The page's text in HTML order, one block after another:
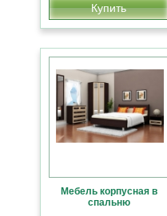
Купить
Мебель корпусная в
спальню